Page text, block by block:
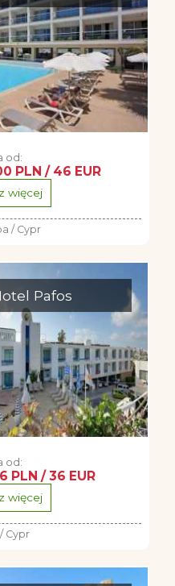
od:
PLN / 46 EUR
więcej
/ Cypr
Pafos
od:
PLN / 36 EUR
więcej
Cypr